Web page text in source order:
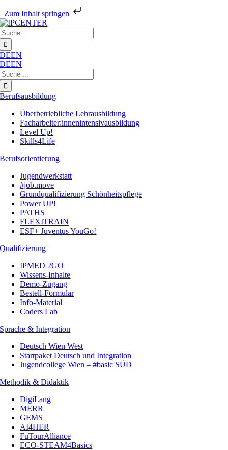
Zum Inhalt springen
Zum
Inhalt
springen
DEEN
DEEN
Berufsausbildung
Überbetriebliche Lehrausbildung
Facharbeiter:innenintensivausbildung
Level Up!
Skills4Life
Berufsorientierung
Jugendwerkstatt
#job.move
Grundqualifizierung Schönheitspflege
Power UP!
PATHS
FLEXITRAIN
ESF+ Juventus YouGo!
Qualifizierung
IPMED 2GO
Wissens-Inhalte
Demo-Zugang
Bestell-Formular
Info-Material
Coders Lab
Sprache & Integration
Deutsch Wien West
Startpaket Deutsch und Integration
Jugendcollege Wien – #basic SÜD
Methodik & Didaktik
DigiLang
MERR
GEMS
AI4HER
FuTourAlliance
ECO-STEAM4Basics